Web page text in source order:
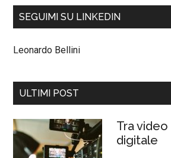
SEGUIMI SU LINKEDIN
Leonardo Bellini
ULTIMI POST
Tra
digitale